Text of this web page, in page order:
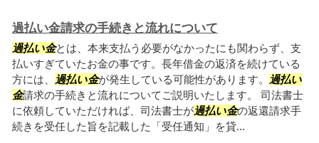
過払い金請求の手続きと流れについて
過払い金とは、本来支払う必要がなかったにも関わらず、支
払いすぎていたお金の事です。長年借金の返済を続けている
方には、
過払い金が発生している可能性があります。
過払い
金請求の手続きと流れについてご説明いたします。 司法書士
に依頼していただければ、司法書士が過払い金の返還請求手
続きを受任した旨を記載した「受任通知」を貸...